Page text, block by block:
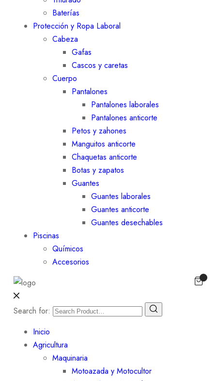
Baterías
Protección y Ropa Laboral
Cabeza
Gafas
Cascos y caretas
Cuerpo
Pantalones
Pantalones laborales
Pantalones anticorte
Petos y zahones
Manguitos anticorte
Chaquetas anticorte
Botas y zapatos
Guantes
Guantes laborales
Guantes anticorte
Guantes desechables
Piscinas
Químicos
Accesorios
Search for:
Inicio
Agricultura
Maquinaria
Motoazada y Motocultor